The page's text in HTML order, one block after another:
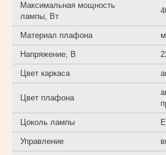
Максимальная мощность
лампы, Вт
Материал плафона
Напряжение, В
Цвет каркаса
Цвет плафона
Цоколь лампы
Управление